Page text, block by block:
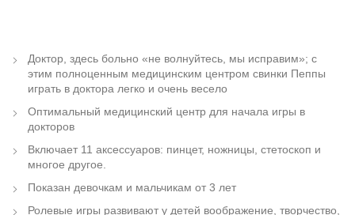
Доктор, здесь больно «не волнуйтесь, мы исправим»; с
этим полноценным медицинским центром свинки Пеппы
играть в доктора легко и очень весело
Оптимальный медицинский центр для начала игры в
докторов
Включает 11 аксессуаров: пинцет, ножницы, стетоскоп и
многое другое.
Показан девочкам и мальчикам от 3 лет
Ролевые игры развивают у детей воображение, творчество,